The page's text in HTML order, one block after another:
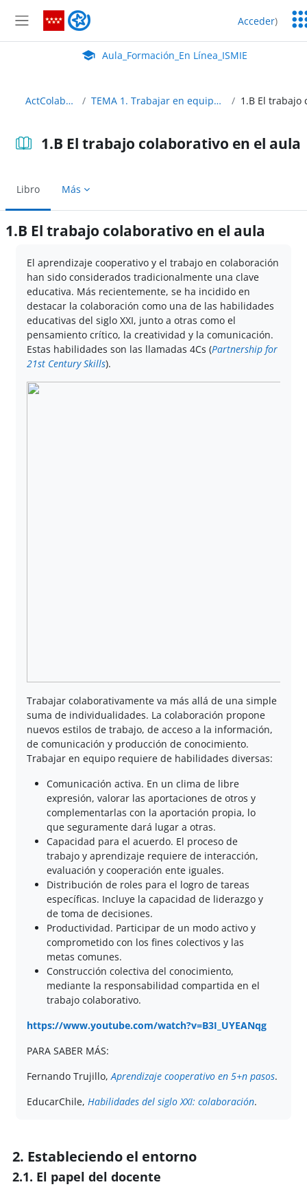
Panel lateral
Aula_Formación_En Línea_ISMIE Acceder)
Aula Virtual de EducaMadrid:
Aula_Formación_En Línea_ISMIE
ActColaborativaDigital TEMA 1. Trabajar en equipo: colaborar, compartir y co-crear
1.B El trabajo colaborativo en el aula
Libro Más
1.B El trabajo colaborativo en el aula
El aprendizaje cooperativo y el trabajo en colaboración
han sido considerados tradicionalmente una clave
educativa. Más recientemente, se ha incidido en
destacar la colaboración como una de las habilidades
educativas del siglo XXI, junto a otras como el
pensamiento crítico, la creatividad y la comunicación.
Estas habilidades son las llamadas 4Cs (Partnership for
21st Century Skills).
Trabajar colaborativamente va más allá de una simple
suma de individualidades. La colaboración propone
nuevos estilos de trabajo, de acceso a la información,
de comunicación y producción de conocimiento.
Trabajar en equipo requiere de habilidades diversas:
Comunicación activa. En un clima de libre
expresión, valorar las aportaciones de otros y
complementarlas con la aportación propia, lo
que seguramente dará lugar a otras.
Capacidad para el acuerdo. El proceso de
trabajo y aprendizaje requiere de interacción,
evaluación y cooperación ente iguales.
Distribución de roles para el logro de tareas
específicas. Incluye la capacidad de liderazgo y
de toma de decisiones.
Productividad. Participar de un modo activo y
comprometido con los fines colectivos y las
metas comunes.
Construcción colectiva del conocimiento,
mediante la responsabilidad compartida en el
trabajo colaborativo.
https://www.youtube.com/watch?v=B3I_UYEANqg
PARA SABER MÁS:
Fernando Trujillo, Aprendizaje cooperativo en 5+n pasos.
EducarChile, Habilidades del siglo XXI: colaboración.
2. Estableciendo el entorno
2.1. El papel del docente